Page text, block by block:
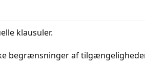
klausuler.
begrænsninger af